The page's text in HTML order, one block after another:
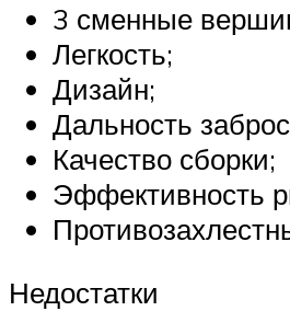
3 сменные
Легкость;
Дизайн;
Дальность
Качество сборки;
Эффективность
Недостатки